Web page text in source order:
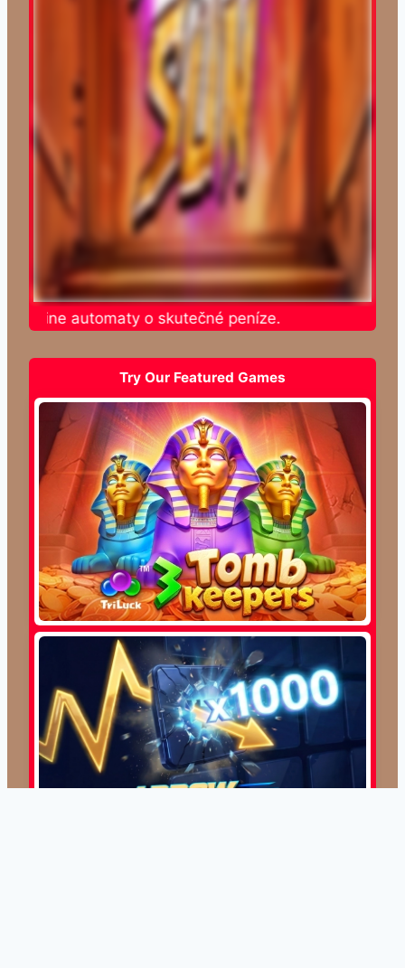
automaty o skutečné peníze.
Try Our Featured Games